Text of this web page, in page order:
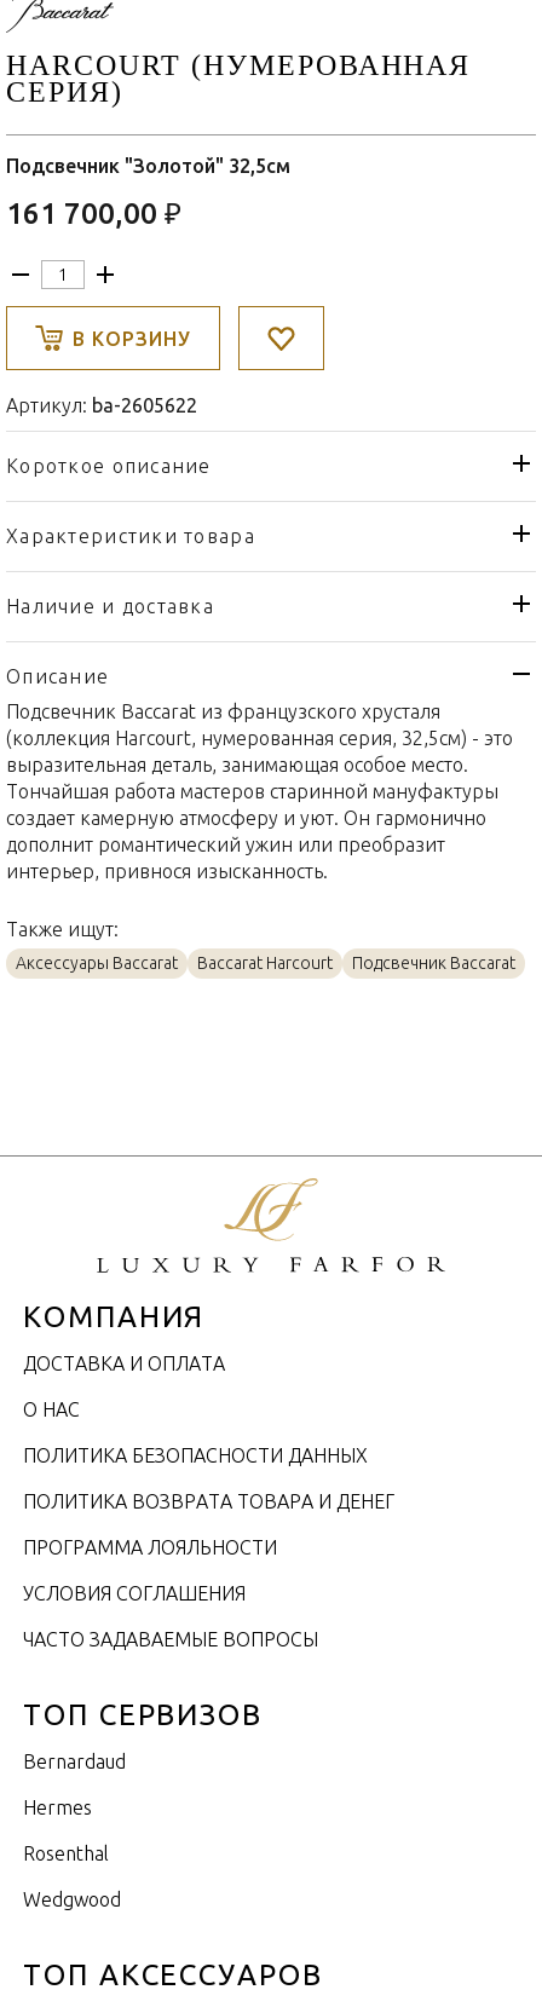
HARCOURT (НУМЕРОВАННАЯ
СЕРИЯ)
Подсвечник "Золотой" 32,5см
161 700,00 ₽
В КОРЗИНУ
Артикул: ba-2605622
Короткое описание
Характеристики товара
Тип товара
Подсвечник
Бренд
Коллекция
Harcourt
Страна производителя
Материал
Хрусталь
Объем / Размер
32,5см
Наличие и доставка
Описание
Подсвечник Baccarat из французского хрусталя
(коллекция Harcourt, нумерованная серия, 32,5см) - это
выразительная деталь, занимающая особое место.
Тончайшая работа мастеров старинной мануфактуры
создает камерную атмосферу и уют. Он гармонично
дополнит романтический ужин или преобразит
интерьер, привнося изысканность.
Также ищут:
Аксессуары Baccarat Baccarat Harcourt Подсвечник Baccarat
КОМПАНИЯ
ДОСТАВКА И ОПЛАТА
О НАС
ПОЛИТИКА БЕЗОПАСНОСТИ ДАННЫХ
ПОЛИТИКА ВОЗВРАТА ТОВАРА И ДЕНЕГ
ПРОГРАММА ЛОЯЛЬНОСТИ
УСЛОВИЯ СОГЛАШЕНИЯ
ЧАСТО ЗАДАВАЕМЫЕ ВОПРОСЫ
ТОП СЕРВИЗОВ
Bernardaud
Hermes
Rosenthal
Wedgwood
ТОП АКСЕССУАРОВ